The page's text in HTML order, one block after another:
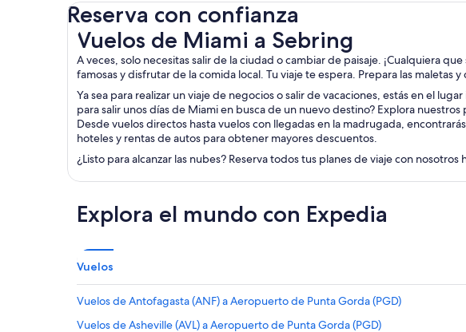
Reserva con confianza
Vuelos de Miami a Sebring
A veces, solo necesitas salir de la ciudad o cambiar de paisaje. ¡Cualquiera
famosas y disfrutar de la comida local. Tu viaje te espera. Prepara las
Ya sea para realizar un viaje de negocios o salir de vacaciones, estás en el
para salir unos días de Miami en busca de un nuevo destino? Explora
Desde vuelos directos hasta vuelos con llegadas en la madrugada,
hoteles y rentas de autos para obtener mayores descuentos.
¿Listo para alcanzar las nubes? Reserva todos tus planes de viaje con
Vuelos de Miami a Sebring
Explora el mundo con Expedia
Vuelos
Vuelos de Antofagasta (ANF) a Aeropuerto de Punta Gorda (PGD)
Vuelos de Asheville (AVL) a Aeropuerto de Punta Gorda (PGD)